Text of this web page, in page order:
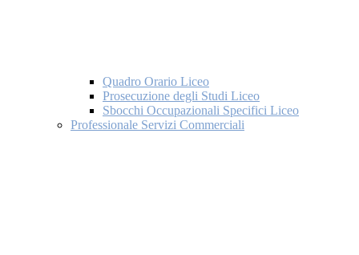
Quadro Orario Liceo
Prosecuzione degli Studi Liceo
Sbocchi Occupazionali Specifici Liceo
Professionale Servizi Commerciali